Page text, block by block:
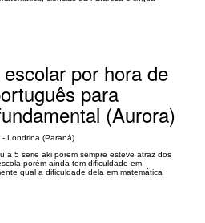
por hora de
para
(Aurora)
Londrina (Paraná)
a 5 serie aki porem sempre esteve atraz dos
porém ainda tem dificuldade em
qual a dificuldade dela em matemática